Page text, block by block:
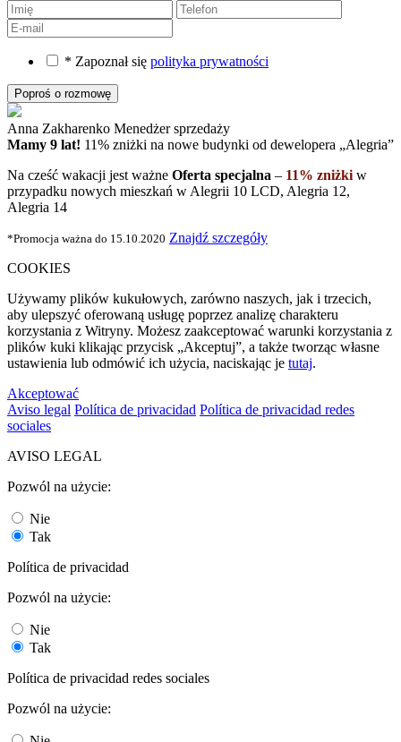
* Zapoznał się polityka prywatności
Anna Zakharenko Menedżer sprzedaży
Mamy 9 lat! 11% zniżki na nowe budynki od dewelopera „Alegria”
Na cześć wakacji jest ważne Oferta specjalna – 11% zniżki w
przypadku nowych mieszkań w Alegrii 10 LCD, Alegria 12,
Alegria 14
*Promocja ważna do 15.10.2020 Znajdź szczegóły
COOKIES
Używamy plików kukułowych, zarówno naszych, jak i trzecich,
aby ulepszyć oferowaną usługę poprzez analizę charakteru
korzystania z Witryny. Możesz zaakceptować warunki korzystania z
plików kuki klikając przycisk „Akceptuj”, a także tworząc własne
ustawienia lub odmówić ich użycia, naciskając je tutaj.
Akceptować
Aviso legal Política de privacidad Política de privacidad redes
sociales
AVISO LEGAL
Pozwól na użycie:
Nie
Tak
Política de privacidad
Pozwól na użycie:
Nie
Tak
Política de privacidad redes sociales
Pozwól na użycie: